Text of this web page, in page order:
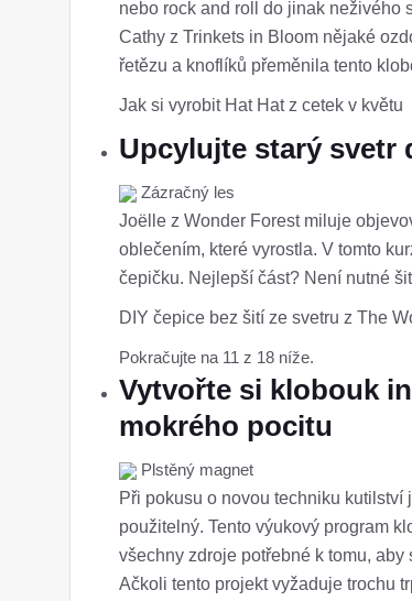
nebo rock and roll do jinak neživého
Cathy z Trinkets in Bloom nějaké
řetězu a knoflíků přeměnila tento
Jak si vyrobit Hat Hat z cetek v květu
Upcylujte starý svetr
Zázračný les
Joëlle z Wonder Forest miluje
oblečením, které vyrostla. V tomto
čepičku. Nejlepší část? Není nutné
DIY čepice bez šití ze svetru z The
Pokračujte na 11 z 18 níže.
Vytvořte si klobouk
mokrého pocitu
Plstěný magnet
Při pokusu o novou techniku
použitelný. Tento výukový program
všechny zdroje potřebné k tomu,
Ačkoli tento projekt vyžaduje trochu